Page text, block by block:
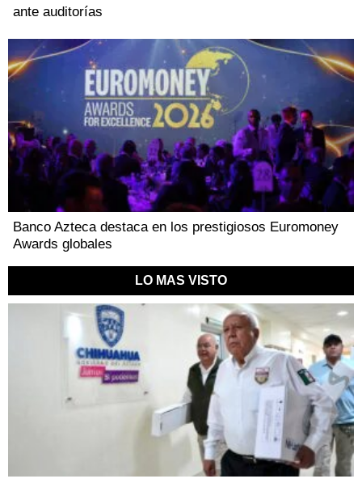
ante auditorías
Banco Azteca destaca en los prestigiosos Euromoney
Awards globales
LO MAS VISTO